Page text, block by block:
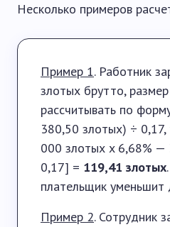
Несколько примеров
Пример 1. Работник
злотых брутто,
рассчитывать по
380,50 злотых) ÷ 0,17,
000 злотых x 6,68% —
0,17] = 119,41 злотых
плательщик уменьшит
Пример 2. Сотрудник